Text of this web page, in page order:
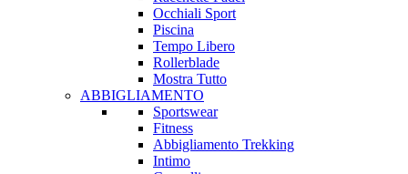
Occhiali Sport
Piscina
Tempo Libero
Rollerblade
Mostra Tutto
ABBIGLIAMENTO
Sportswear
Fitness
Abbigliamento Trekking
Intimo